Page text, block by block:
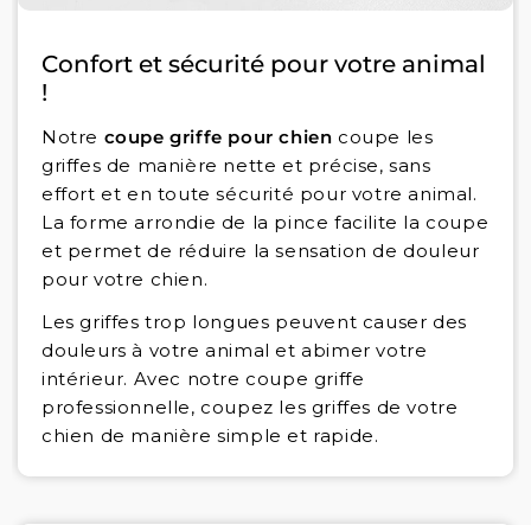
Confort et sécurité pour votre animal
!
Notre coupe griffe pour chien coupe les
griffes de manière nette et précise, sans
effort et en toute sécurité pour votre animal.
La forme arrondie de la pince facilite la coupe
et permet de réduire la sensation de douleur
pour votre chien.
Les griffes trop longues peuvent causer des
douleurs à votre animal et abimer votre
intérieur. Avec notre coupe griffe
professionnelle, coupez les griffes de votre
chien de manière simple et rapide.